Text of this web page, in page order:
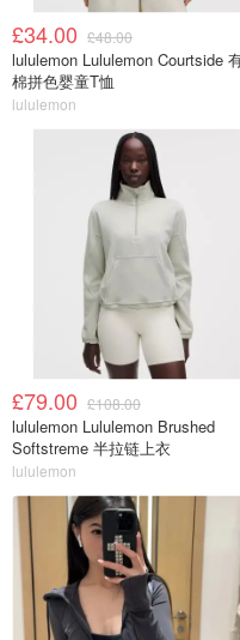
£34.00 £48.00
lululemon Lululemon Courtside
棉拼色婴童T恤
lululemon
£79.00 £108.00
lululemon Lululemon Brushed
Softstreme 半拉链上衣
lululemon